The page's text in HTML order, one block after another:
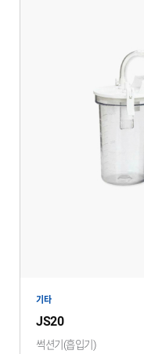
기타
JS20
썩션기(흡입기)